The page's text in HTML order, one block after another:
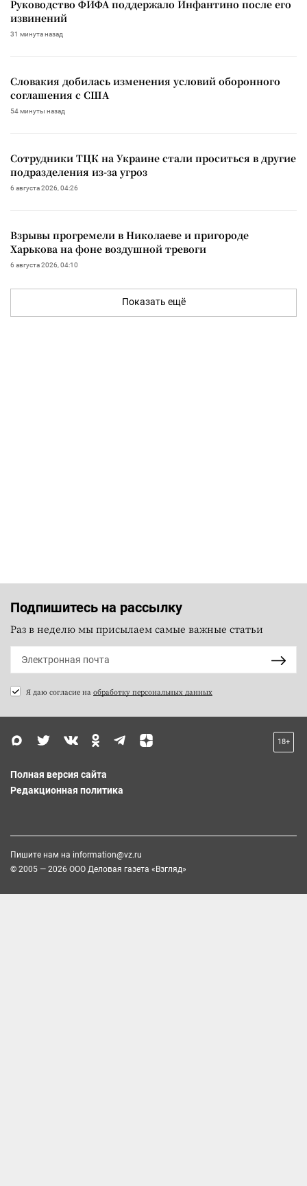
Руководство ФИФА поддержало Инфантино после его
извинений
31 минута назад
Словакия добилась изменения условий оборонного
соглашения с США
54 минуты назад
Сотрудники ТЦК на Украине стали проситься в другие
подразделения из-за угроз
6 августа 2026, 04:26
Взрывы прогремели в Николаеве и пригороде
Харькова на фоне воздушной тревоги
6 августа 2026, 04:10
Показать ещё
Подпишитесь на рассылку
Раз в неделю мы присылаем самые важные статьи
Я даю согласие на обработку персональных данных
18+
Полная версия сайта
Редакционная политика
Пишите нам на information@vz.ru
© 2005 — 2026 ООО Деловая газета «Взгляд»